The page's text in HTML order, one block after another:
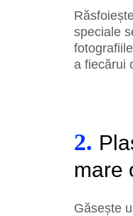
speciale
a fiecărui
2.
mare
Găsește